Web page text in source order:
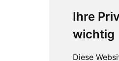
Ihre
wichtig
Diese